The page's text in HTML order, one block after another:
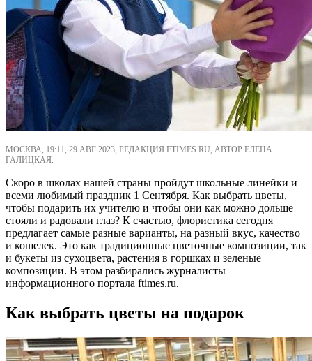
МОСКВА, 19:11, 29 АВГ 2023, РЕДАКЦИЯ FTIMES.RU, АВТОР ЕЛЕНА
ГАЛИЦКАЯ.
Скоро в школах нашей страны пройдут школьные линейки и
всеми любимый праздник 1 Сентября. Как выбрать цветы,
чтобы подарить их учителю и чтобы они как можно дольше
стояли и радовали глаз? К счастью, флористика сегодня
предлагает самые разные варианты, на разный вкус, качество
и кошелек. Это как традиционные цветочные композиции, так
и букеты из сухоцвета, растения в горшках и зеленые
композиции. В этом разбирались журналисты
информационного портала ftimes.ru.
Как выбрать цветы на подарок